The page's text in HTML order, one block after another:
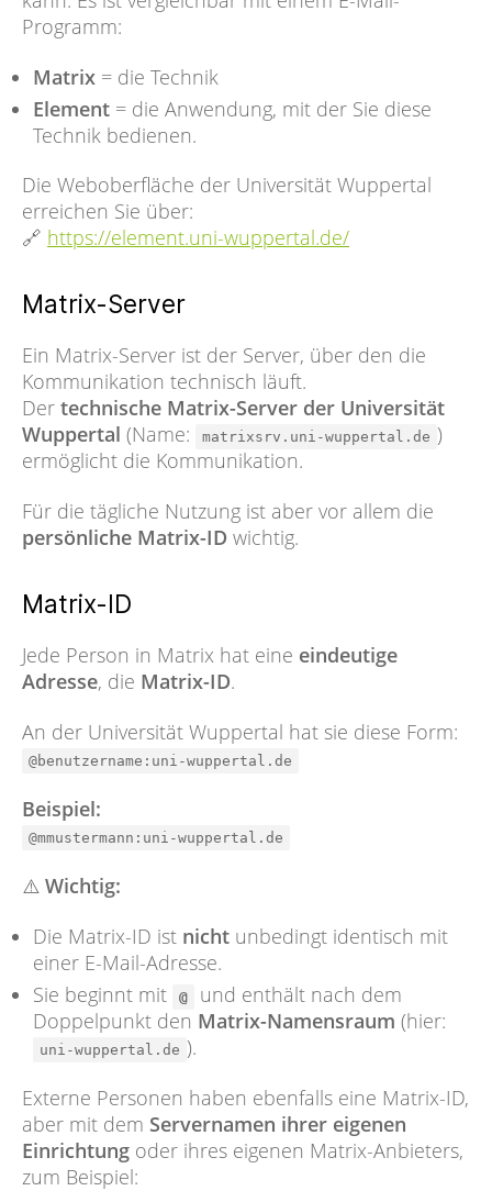
Programm:
Matrix = die Technik
Element = die Anwendung, mit der Sie diese
Technik bedienen.
Die Weboberfläche der Universität Wuppertal
erreichen Sie über:
🔗 https://element.uni-wuppertal.de/
Matrix-Server
Ein Matrix-Server ist der Server, über den die
Kommunikation technisch läuft.
Der technische Matrix-Server der Universität
Wuppertal (Name: matrixsrv.uni-wuppertal.de )
ermöglicht die Kommunikation.
Für die tägliche Nutzung ist aber vor allem die
persönliche Matrix-ID wichtig.
Matrix-ID
Jede Person in Matrix hat eine eindeutige
Adresse, die Matrix-ID.
An der Universität Wuppertal hat sie diese Form:
@benutzername:uni-wuppertal.de
Beispiel:
@mmustermann:uni-wuppertal.de
⚠️ Wichtig:
Die Matrix-ID ist nicht unbedingt identisch mit
einer E-Mail-Adresse.
Sie beginnt mit
@
und enthält nach dem
Doppelpunkt den Matrix-Namensraum (hier:
uni-wuppertal.de ).
Externe Personen haben ebenfalls eine Matrix-ID,
aber mit dem Servernamen ihrer eigenen
Einrichtung oder ihres eigenen Matrix-Anbieters,
zum Beispiel: